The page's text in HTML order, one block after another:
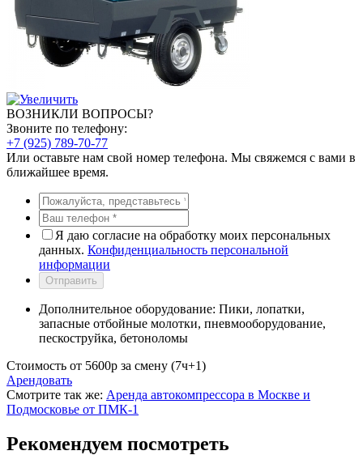
ВОЗНИКЛИ ВОПРОСЫ?
Звоните по телефону:
+7 (925) 789-70-77
Или оставьте нам свой номер телефона. Мы свяжемся с вами в
ближайшее время.
Я даю согласие на обработку моих персональных
данных. Конфиденциальность персональной
информации
Отправить
Дополнительное оборудование: Пики, лопатки,
запасные отбойные молотки, пневмооборудование,
пескоструйка, бетоноломы
Стоимость от 5600p за смену (7ч+1)
Арендовать
Смотрите так же: Аренда автокомпрессора в Москве и
Подмосковье от ПМК-1
Рекомендуем посмотреть